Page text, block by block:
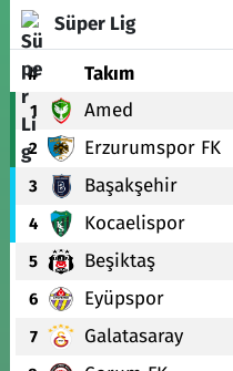
Süper Lig
# Takım
1 Amed
2 Erzurumspor FK
3 Başakşehir
4 Kocaelispor
5 Beşiktaş
6 Eyüpspor
7 Galatasaray